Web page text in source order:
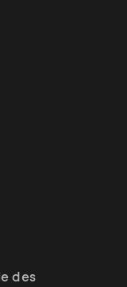
des